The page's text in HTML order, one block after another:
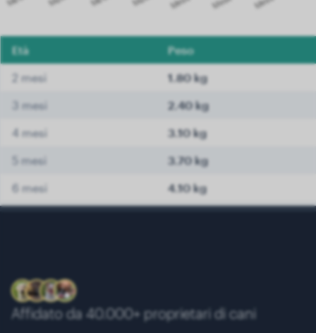
Età Peso
2 mesi 1.80 kg
3 mesi 2.40 kg
4 mesi 3.10 kg
5 mesi 3.70 kg
6 mesi 4.10 kg
10 mesi
4.95 kg
Affidato da 40.000+ proprietari di cani